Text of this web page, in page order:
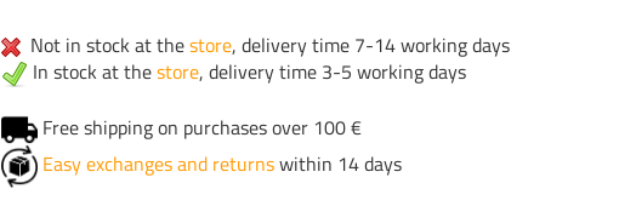
Not in stock at thestore, delivery time 7-14 working days
In stock at thestore, delivery time 3-5 working days
Free shipping on purchases over 100 €
Easy exchanges and returnswithin 14 days